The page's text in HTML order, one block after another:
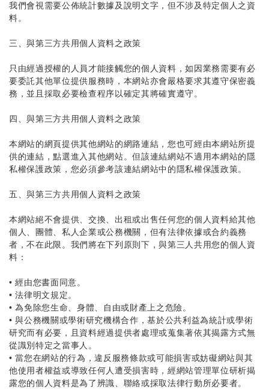
我們會視需要公佈統計數據及說明文字，但不涉及特定個人之資
料。
三、與第三方共用個人資料之政策
只由經過授權的人員才能接觸您的個人資料，如因業務需要有必
要委託其他單位提供服務時，本網站亦會嚴格要求其遵守保密義
務，並且採取必要檢查程序以確定其將確實遵守。
四、與第三方共用個人資料之政策
本網站的網頁提供其他網站的網路連結，您也可經由本網站所提
供的連結，點選進入其他網站。但該連結網站不適用本網站的隱
私權保護政策，您必須參考該連結網站中的隱私權保護政策。
五、與第三方共用個人資料之政策
本網站絕不會提供、交換、出租或出售任何您的個人資料給其他
個人、團體、私人企業或公務機關，但有法律依據或合約義務
者，不在此限。我們將在下列原則下，與第三人共用您的個人資
料：
•經由您書面同意。
• 法律明文規定。
• 為免除您生命、身體、自由或財產上之危險。
• 與公務機關或學術研究機構合作，基於公共利益為統計或學術
研究而有必要，且資料經過提供者處理或蒐集著依其揭露方式無
從識別特定之當事人。
• 當您在網站的行為，違反服務條款或可能損害或妨礙網站與其
他使用者權益或導致任何人遭受損害時，經網站管理單位研析揭
露您的個人資料是為了辨識、聯絡或採取法律行動所必要者。